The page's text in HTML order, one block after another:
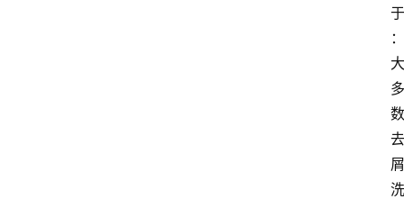
于
：
大
多
数
去
屑
洗